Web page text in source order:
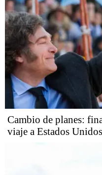
Cambio de planes:
viaje a Estados Unidos